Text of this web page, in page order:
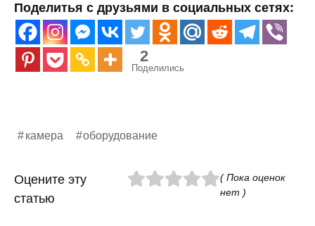
Поделитья с друзьями в социальных сетях:
2
Поделились
камера оборудование
Оцените эту
статью
( Пока оценок
нет )